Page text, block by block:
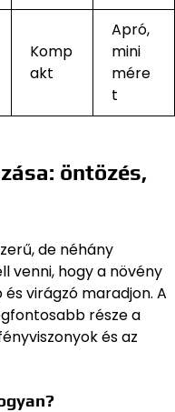
Komp
akt
Apró,
mini
mére
t
öntözés,
de néhány
venni, hogy a növény
és virágzó maradjon. A
része a
és az